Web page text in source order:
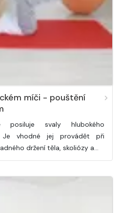
míči - pouštění
posiluje svaly hlubokého
Je vhodné jej provádět při
držení těla, skoliózy a…